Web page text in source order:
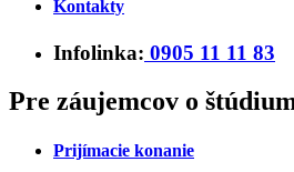
Kontakty
Infolinka: 0905 11 11 83
Pre záujemcov o
Prijímacie konanie